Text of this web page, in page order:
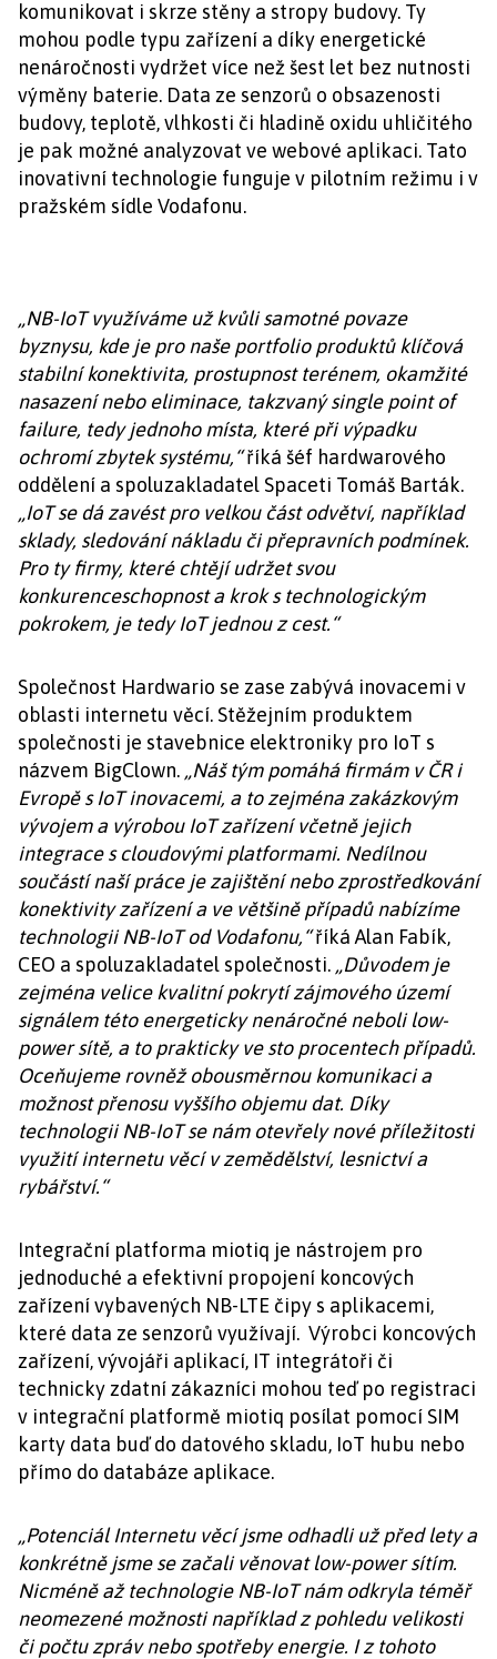
komunikovat i skrze stěny a stropy budovy. Ty
mohou podle typu zařízení a díky energetické
nenáročnosti vydržet více než šest let bez nutnosti
výměny baterie. Data ze senzorů o obsazenosti
budovy, teplotě, vlhkosti či hladině oxidu uhličitého
je pak možné analyzovat ve webové aplikaci. Tato
inovativní technologie funguje v pilotním režimu i v
pražském sídle Vodafonu.
„NB-IoT využíváme už kvůli samotné povaze
byznysu, kde je pro naše portfolio produktů klíčová
stabilní konektivita, prostupnost terénem, okamžité
nasazení nebo eliminace, takzvaný single point of
failure, tedy jednoho místa, které při výpadku
ochromí zbytek systému,“říká šéf hardwarového
oddělení a spoluzakladatel Spaceti Tomáš Barták.
„IoT se dá zavést pro velkou část odvětví, například
sklady, sledování nákladu či přepravních podmínek.
Pro ty firmy, které chtějí udržet svou
konkurenceschopnost a krok s technologickým
pokrokem, je tedy IoT jednou z cest.“
Společnost Hardwario se zase zabývá inovacemi v
oblasti internetu věcí. Stěžejním produktem
společnosti je stavebnice elektroniky pro IoT s
názvem BigClown. „Náš tým pomáhá firmám v ČR i
Evropě s IoT inovacemi, a to zejména zakázkovým
vývojem a výrobou IoT zařízení včetně jejich
integrace s cloudovými platformami. Nedílnou
součástí naší práce je zajištění nebo zprostředkování
konektivity zařízení a ve většině případů nabízíme
technologii NB-IoT od Vodafonu,“říká Alan Fabík,
CEO a spoluzakladatel společnosti. „Důvodem je
zejména velice kvalitní pokrytí zájmového území
signálem této energeticky nenáročné neboli low-
power sítě, a to prakticky ve sto procentech případů.
Oceňujeme rovněž obousměrnou komunikaci a
možnost přenosu vyššího objemu dat. Díky
technologii NB-IoT se nám otevřely nové příležitosti
využití internetu věcí v zemědělství, lesnictví a
rybářství.“
Integrační platforma miotiq je nástrojem pro
jednoduché a efektivní propojení koncových
zařízení vybavených NB-LTE čipy s aplikacemi,
které data ze senzorů využívají. Výrobci koncových
zařízení, vývojáři aplikací, IT integrátoři či
technicky zdatní zákazníci mohou teď po registraci
v integrační platformě miotiq posílat pomocí SIM
karty data buď do datového skladu, IoT hubu nebo
přímo do databáze aplikace.
„Potenciál Internetu věcí jsme odhadli už před lety a
konkrétně jsme se začali věnovat low-power sítím.
Nicméně až technologie NB-IoT nám odkryla téměř
neomezené možnosti například z pohledu velikosti
či počtu zpráv nebo spotřeby energie. I z tohoto